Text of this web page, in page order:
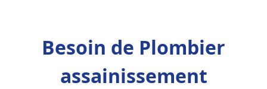
Besoin de Plombier
assainissement